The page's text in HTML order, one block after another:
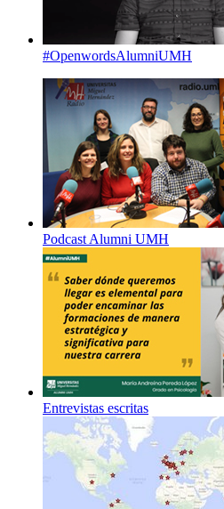
#OpenwordsAlumniUMH
Podcast Alumni UMH
Entrevistas escritas